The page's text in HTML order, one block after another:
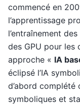
commencé en
l’apprentissage
l’entraînement
des GPU pour les
approche « IA
éclipsé l’IA
d’abord complété
symboliques et